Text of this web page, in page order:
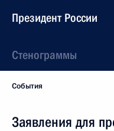
Президент России
Стенограммы
События
Заявления для